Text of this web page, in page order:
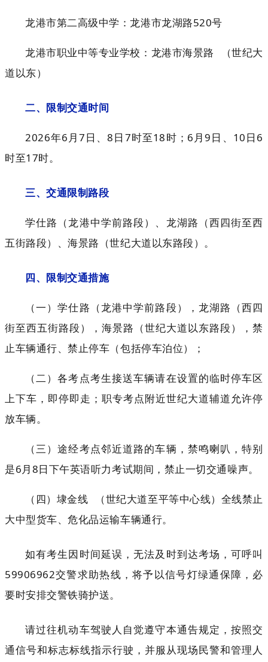
龙港市第二高级中学：龙港市龙湖路520号
龙港市职业中等专业学校：龙港市海景路
（世纪大
道以东）
二、限制交通时间
2026年6月7日、8日7时至18时；6月9日、10日6
时至17时。
三、交通限制路段
学仕路（龙港中学前路段）、龙湖路（西四街至西
五街路段）、海景路（世纪大道以东路段）。
四、限制交通措施
（一）学仕路（龙港中学前路段），龙湖路（西四
街至西五街路段），海景路（世纪大道以东路段），禁
止车辆通行、禁止停车（包括停车泊位）；
（二）各考点考生接送车辆请在设置的临时停车区
上下车，即停即走；职专考点附近世纪大道辅道允许停
放车辆。
（三）途经考点邻近道路的车辆，禁鸣喇叭，特别
是6月8日下午英语听力考试期间，禁止一切交通噪声。
（四） 埭金线
（世纪大道至平等中心线）全线禁止
大中型货车、危化品运输车辆通行。
如有考生因时间延误，无法及时到达考场，可呼叫
59906962交警求助热线，将予以信号灯绿通保障，必
要时安排交警铁骑护送。
请过往机动车驾驶人自觉遵守本通告规定，按照交
通信号和标志标线指示行驶，并服从现场民警和管理人